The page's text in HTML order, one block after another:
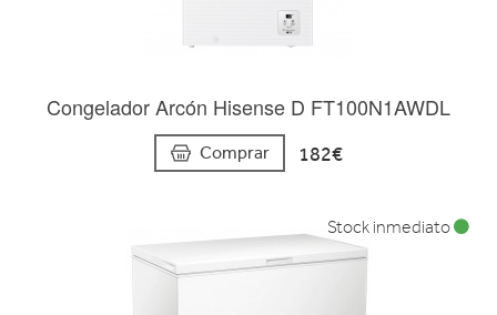
Congelador Arcón Hisense D FT100N1AWDL
Comprar 182€
Stock inmediato